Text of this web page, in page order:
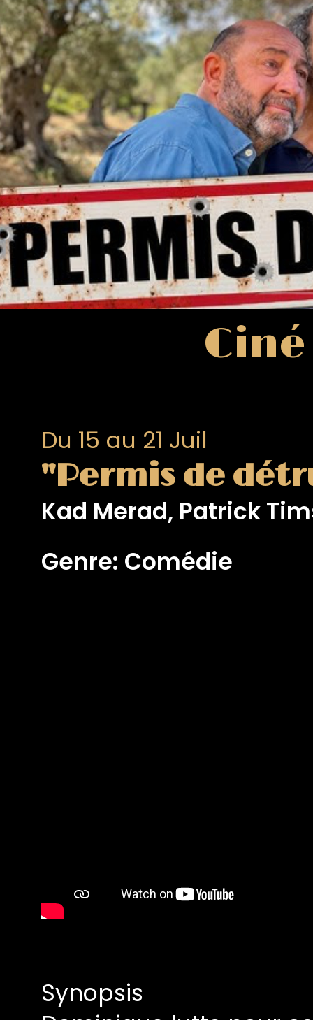
Ciné
Du 15 au 21 Juil
"Permis de
Kad Merad, Patrick
Genre: Comédie
Synopsis